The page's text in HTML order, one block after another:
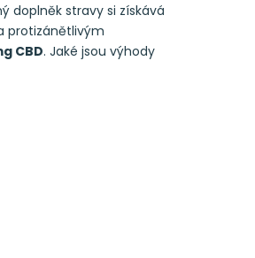
doplněk stravy si získává
protizánětlivým
CBD. Jaké jsou výhody